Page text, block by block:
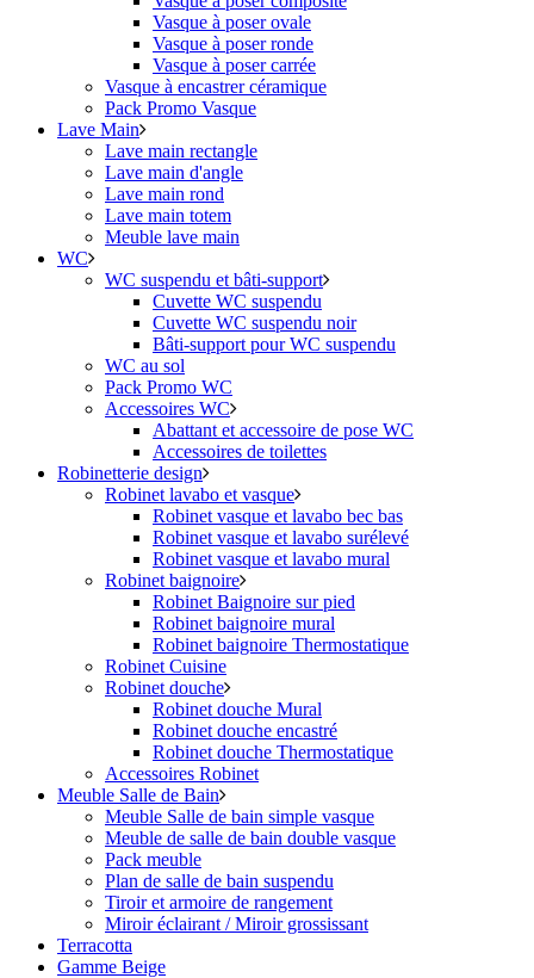
Vasque à poser ovale
Vasque à poser ronde
Vasque à poser carrée
Vasque à encastrer céramique
Pack Promo Vasque
Lave Main
Lave main rectangle
Lave main d'angle
Lave main rond
Lave main totem
Meuble lave main
WC
WC suspendu et bâti-support
Cuvette WC suspendu
Cuvette WC suspendu noir
Bâti-support pour WC suspendu
WC au sol
Pack Promo WC
Accessoires WC
Abattant et accessoire de pose WC
Accessoires de toilettes
Robinetterie design
Robinet lavabo et vasque
Robinet vasque et lavabo bec bas
Robinet vasque et lavabo surélevé
Robinet vasque et lavabo mural
Robinet baignoire
Robinet Baignoire sur pied
Robinet baignoire mural
Robinet baignoire Thermostatique
Robinet Cuisine
Robinet douche
Robinet douche Mural
Robinet douche encastré
Robinet douche Thermostatique
Accessoires Robinet
Meuble Salle de Bain
Meuble Salle de bain simple vasque
Meuble de salle de bain double vasque
Pack meuble
Plan de salle de bain suspendu
Tiroir et armoire de rangement
Miroir éclairant / Miroir grossissant
Terracotta
Gamme Beige